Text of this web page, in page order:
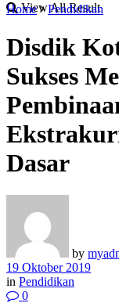
View All Result
Home Pendidikan
Disdik
Sukses
Dasar
by
19 Oktober 2019
in Pendidikan
0